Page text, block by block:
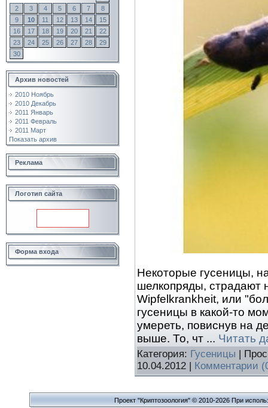
2
3 4 5 6 7
8
9
10 11 12 13 14
15
16
17 18 19 20 21
22
23
24 25 26 27 28
29
30
Архив новостей
2010 Ноябрь
2010 Декабрь
2011 Январь
2011 Февраль
2011 Март
Показать архив
Реклама
Логотип сайта
Форма входа
Некоторые гусеницы,
шелкопряды, страдают
Wipfelkrankheit, или
гусеницы в какой-то
умереть, повиснув на
выше. То, чт ... Читать
Категория: Гусеницы |
10.04.2012 | Комментарии
Проект "Криптозоология" © 2010-2026 При